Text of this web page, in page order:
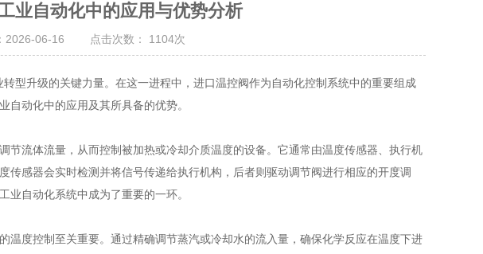
业自动化中的应用与优势分析
2026-06-16 点击次数： 1104次
升级的关键力量。在这一进程中，进口温控阀作为自动化控制系统中的重要组成
自动化中的应用及其所具备的优势。
流体流量，从而控制被加热或冷却介质温度的设备。它通常由温度传感器、执行机
传感器会实时检测并将信号传递给执行机构，后者则驱动调节阀进行相应的开度调
业自动化系统中成为了重要的一环。
度控制至关重要。通过精确调节蒸汽或冷却水的流入量，确保化学反应在温度下进